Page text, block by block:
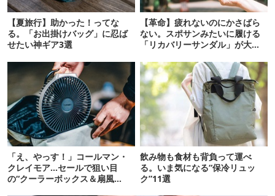
【夏旅行】助かった！ってな
る。「お出掛けバッグ」に忍ば
せたい神ギア3選
【革命】疲れないのにかさばら
ない。スポサンみたいに履ける
「リカバリーサンダル」が大本
「え、やっす！」コールマン・
クレイモア…セールで狙い目
の“クーラーボックス＆扇風
飲み物も食材も背負って運べ
る。いま気になる“保冷リュッ
ク”11選